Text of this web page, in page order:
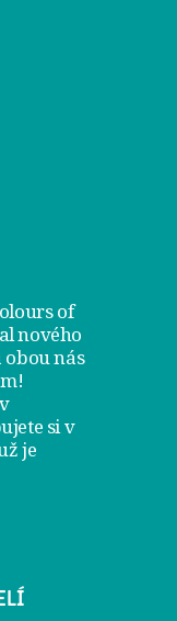
of
nového
obou nás
!
si v
je